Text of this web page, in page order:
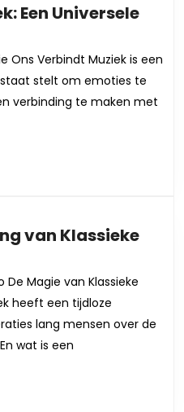
Een Universele
Ons Verbindt Muziek is een
stelt om emoties te
verbinding te maken met
van Klassieke
De Magie van Klassieke
heeft een tijdloze
lang mensen over de
wat is een